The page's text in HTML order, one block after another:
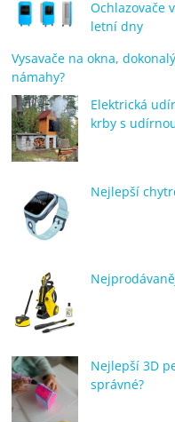
Ochlazovače
letní dny
Vysavače na okna,
námahy?
Elektrická
krby s
Nejlepší
Nejlepší 3D
správné?